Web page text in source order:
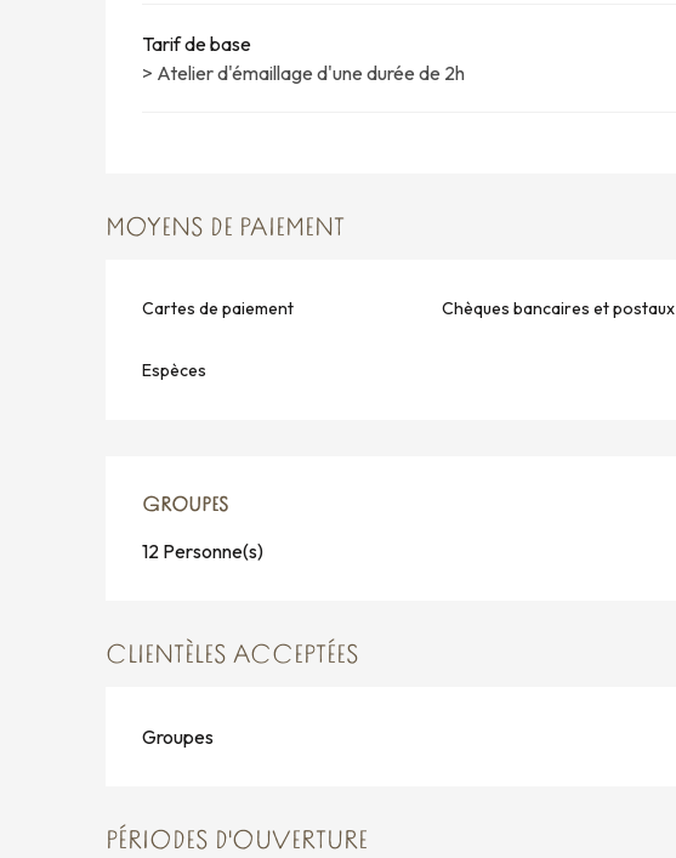
Tarif de base
> Atelier d'émaillage d'une durée de 2h
MOYENS DE PAIEMENT
Cartes de paiement Chèques bancaires et postaux
Espèces
GROUPES
GROUPES
12 Personne(s)
CLIENTÈLES ACCEPTÉES
Groupes
PÉRIODES D'OUVERTURE